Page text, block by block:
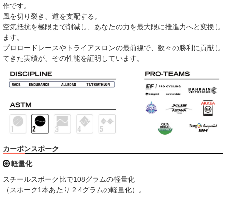
作です。
風を切り裂き、道を支配する。
空気抵抗を極限まで削減し、あなたの力を最大限に推進力へと変換し
ます。
プロロードレースやトライアスロンの最前線で、数々の勝利に貢献し
てきた実績が、その性能を証明しています。
カーボンスポーク
軽量化
スチールスポーク比で108グラムの軽量化
（スポーク1本あたり 2.4グラムの軽量化）。